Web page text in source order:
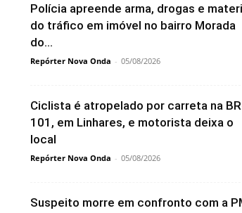
Polícia apreende arma, drogas e
do tráfico em imóvel no bairro Morada
do...
Repórter Nova Onda - 05/08/2026
Ciclista é atropelado por carreta na
101, em Linhares, e motorista deixa o
local
Repórter Nova Onda - 05/08/2026
Suspeito morre em confronto com a